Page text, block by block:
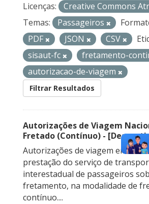
Licenças:
Creative Commons
Temas:
Passageiros
PDF
JSON CSV
sisaut-fc
fretamento-
autorizacao-de-viagem
Filtrar Resultados
Autorizações de Viagem
Fretado (Contínuo) -
Autorizações de viagem
prestação do serviço de
interestadual de passageiros
fretamento, na modalidade de
contínuo....